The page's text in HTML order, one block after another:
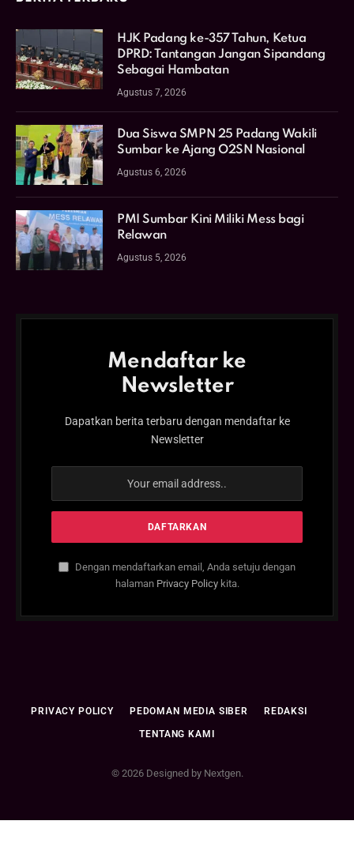
HJK Padang ke-357 Tahun, Ketua
DPRD: Tantangan Jangan Sipandang
Sebagai Hambatan
Agustus 7, 2026
Dua Siswa SMPN 25 Padang Wakili
Sumbar ke Ajang O2SN Nasional
Agustus 6, 2026
PMI Sumbar Kini Miliki Mess bagi
Relawan
Agustus 5, 2026
Mendaftar ke
Newsletter
Dapatkan berita terbaru dengan mendaftar ke
Newsletter
Dengan mendaftarkan email, Anda setuju dengan
halaman Privacy Policykita.
PRIVACY POLICY PEDOMAN MEDIA SIBER REDAKSI
TENTANG KAMI
© 2026 Designed by Nextgen.